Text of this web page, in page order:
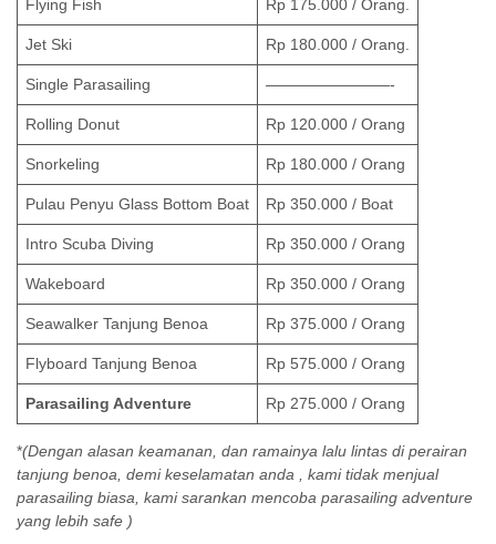
Flying Fish Rp 175.000 / Orang.
Jet Ski Rp 180.000 / Orang.
Single Parasailing ————————-
Rolling Donut Rp 120.000 / Orang
Snorkeling Rp 180.000 / Orang
Pulau Penyu Glass Bottom Boat Rp 350.000 / Boat
Intro Scuba Diving Rp 350.000 / Orang
Wakeboard Rp 350.000 / Orang
Seawalker Tanjung Benoa Rp 375.000 / Orang
Flyboard Tanjung Benoa Rp 575.000 / Orang
Parasailing Adventure Rp 275.000 / Orang
*(Dengan alasan keamanan, dan ramainya lalu lintas di perairan
tanjung benoa, demi keselamatan anda , kami tidak menjual
parasailing biasa, kami sarankan mencoba parasailing adventure
yang lebih safe )